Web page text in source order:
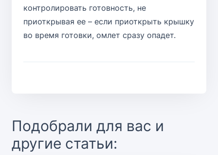
контролировать готовность, не
приоткрывая ее – если приоткрыть крышку
во время готовки, омлет сразу опадет.
Подобрали для вас и
другие статьи: